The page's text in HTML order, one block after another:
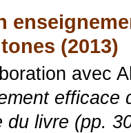
(2013)
avec
efficace
du livre (pp.